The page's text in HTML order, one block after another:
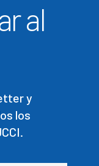
al
y
los